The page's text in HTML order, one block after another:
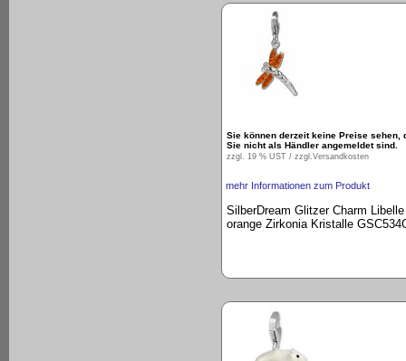
Sie können derzeit keine Preise sehen,
Sie nicht als Händler angemeldet sind.
zzgl. 19 % UST / zzgl. Versandkosten
mehr Informationen zum Produkt
SilberDream Glitzer Charm Libelle
orange Zirkonia Kristalle